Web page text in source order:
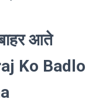
आते
Ko Badlo